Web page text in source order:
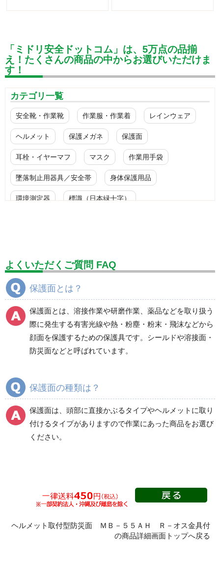
「ミドリ安全ドットコム」は、5万点の品揃
え！たくさんの商品の中からお選びいただけま
す！
カテゴリ一覧
安全靴・作業靴 作業服・作業着 レインウェア
ヘルメット 保護メガネ 保護面
耳栓・イヤーマフ マスク 作業用手袋
墜落制止用器具／安全帯 身体保護用品
環境測定器 標識（日本緑十字）
設備用品・作業補助用品 工事作業用品
分煙対策機器
電気保守用品 ワイパー クリーンルーム対策用品
防災グッズ（防災セット） 救急医療品
健康管理器具 季節商品 ウイルス対策用品
溶接面
よくいただくご質問 FAQ
保護面とは？
保護面とは、溶接作業や研磨作業、薬品などを取り扱う
際に発生する有害光線や熱・粉塵・粉末・飛沫などから
顔面を保護するための保護具です。シールドや溶接面・
防災面などと呼ばれています。
保護面の種類は？
保護面は、頭部に直接かぶるタイプやヘルメットに取り
付けるタイプがありますので作業にあった商品をお選び
ください。
ヘルメット取付型防災面 ＭＢ－５５ＡＨ Ｒ－オス金具付
の商品詳細画面トップへ戻る